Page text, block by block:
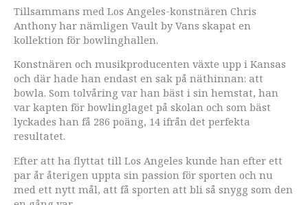
Tillsammans med Los Angeles-konstnären Chris
Anthony har nämligen Vault by Vans skapat en
kollektion för bowlinghallen.
Konstnären och musikproducenten växte upp i Kansas
och där hade han endast en sak på näthinnan: att
bowla. Som tolvåring var han bäst i sin hemstat, han
var kapten för bowlinglaget på skolan och som bäst
lyckades han få 286 poäng, 14 ifrån det perfekta
resultatet.
Efter att ha flyttat till Los Angeles kunde han efter ett
par år återigen uppta sin passion för sporten och nu
med ett nytt mål, att få sporten att bli så snygg som den